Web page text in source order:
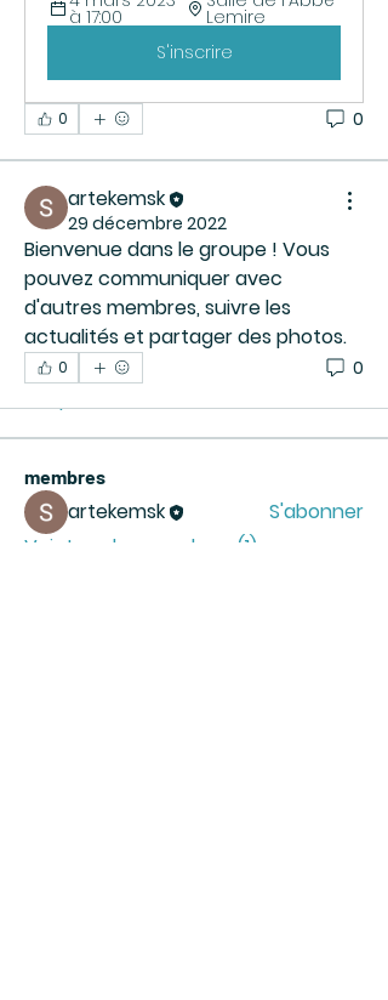
à 17:00
Lemire
S'inscrire
0 0
artekemsk
29 décembre 2022
Bienvenue dans le groupe ! Vous
pouvez communiquer avec
d'autres membres, suivre les
actualités et partager des photos.
0 0
À propos
Bienvenue dans le groupe ! Vous
pouvez communiquer avec d'au...
membres
artekemsk
S'abonner
Voir tous les membres (1)